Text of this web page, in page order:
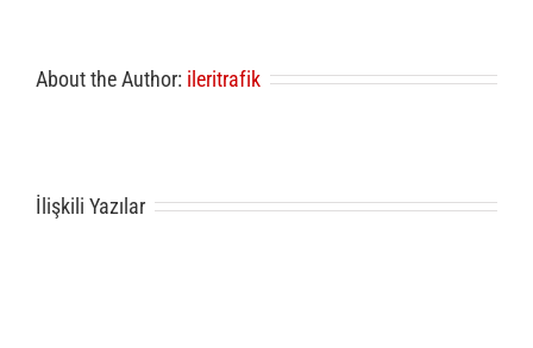
About the Author: ileritrafik
İlişkili Yazılar